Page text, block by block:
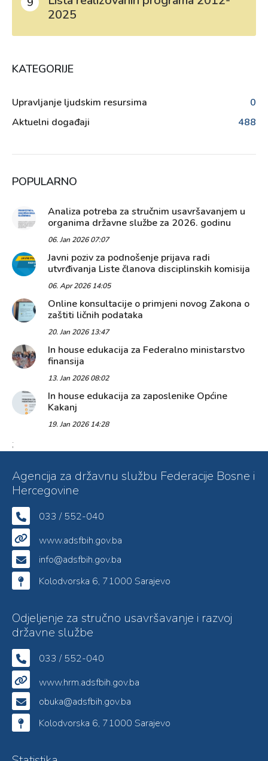
2025
KATEGORIJE
Upravljanje ljudskim resursima
0
Aktuelni događaji
488
POPULARNO
Analiza potreba za stručnim usavršavanjem u
organima državne službe za 2026. godinu
06. Jan 2026 07:07
Javni poziv za podnošenje prijava radi
utvrđivanja Liste članova disciplinskih komisija
06. Apr 2026 14:05
Online konsultacije o primjeni novog Zakona o
zaštiti ličnih podataka
20. Jan 2026 13:47
In house edukacija za Federalno ministarstvo
finansija
13. Jan 2026 08:02
In house edukacija za zaposlenike Općine
Kakanj
19. Jan 2026 14:28
;
Agencija za državnu službu Federacije Bosne i
Hercegovine
033 / 552-040
www.adsfbih.gov.ba
info@adsfbih.gov.ba
Kolodvorska 6, 71000 Sarajevo
Odjeljenje za stručno usavršavanje i razvoj
državne službe
033 / 552-040
www.hrm.adsfbih.gov.ba
obuka@adsfbih.gov.ba
Kolodvorska 6, 71000 Sarajevo